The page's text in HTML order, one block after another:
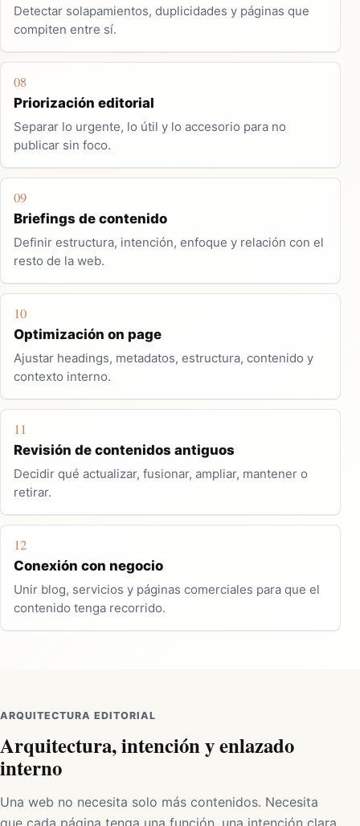
Detectar solapamientos, duplicidades y páginas que
compiten entre sí.
08
Priorización editorial
Separar lo urgente, lo útil y lo accesorio para no
publicar sin foco.
09
Briefings de contenido
Definir estructura, intención, enfoque y relación con el
resto de la web.
10
Optimización on page
Ajustar headings, metadatos, estructura, contenido y
contexto interno.
11
Revisión de contenidos antiguos
Decidir qué actualizar, fusionar, ampliar, mantener o
retirar.
12
Conexión con negocio
Unir blog, servicios y páginas comerciales para que el
contenido tenga recorrido.
ARQUITECTURA EDITORIAL
Arquitectura, intención y enlazado
interno
Una web no necesita solo más contenidos. Necesita
que cada página tenga una función, una intención clara